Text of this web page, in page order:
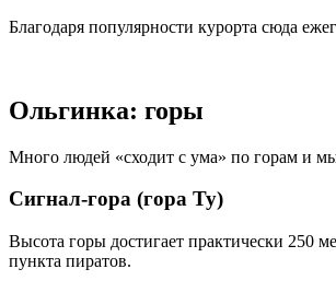
Благодаря популярности курорта сюда
Ольгинка: горы
Много людей «сходит с ума» по горам и
Сигнал-гора (гора Ту)
Высота горы достигает практически 250
пункта пиратов.